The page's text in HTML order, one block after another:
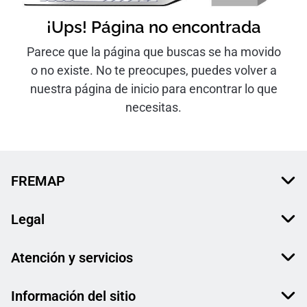
¡Ups! Página no encontrada
Parece que la página que buscas se ha movido
o no existe. No te preocupes, puedes volver a
nuestra página de inicio para encontrar lo que
necesitas.
FREMAP
Legal
Atención y servicios
Información del sitio